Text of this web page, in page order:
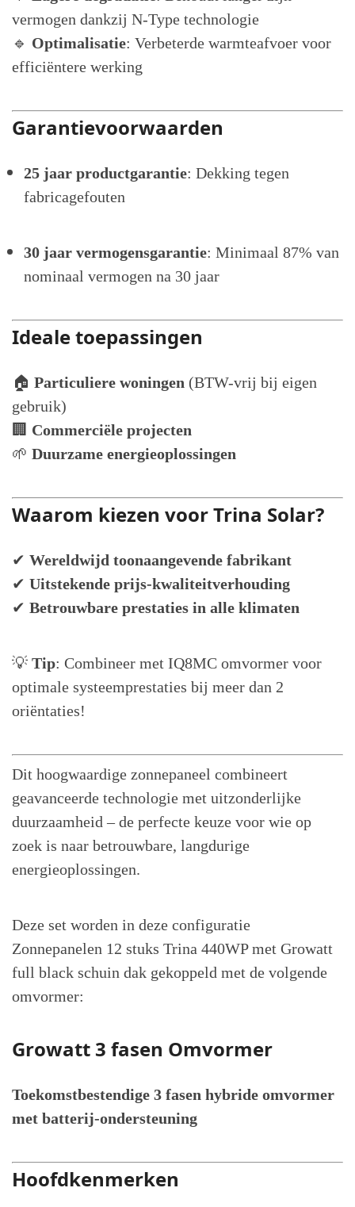
vermogen dankzij N-Type technologie
🔹 Optimalisatie: Verbeterde warmteafvoer voor
efficiëntere werking
Garantievoorwaarden
25 jaar productgarantie: Dekking tegen
fabricagefouten
30 jaar vermogensgarantie: Minimaal 87% van
nominaal vermogen na 30 jaar
Ideale toepassingen
🏠 Particuliere woningen (BTW-vrij bij eigen
gebruik)
🏢 Commerciële projecten
🌱 Duurzame energieoplossingen
Waarom kiezen voor Trina Solar?
✔ Wereldwijd toonaangevende fabrikant
✔ Uitstekende prijs-kwaliteitverhouding
✔ Betrouwbare prestaties in alle klimaten
💡 Tip: Combineer met IQ8MC omvormer voor
optimale systeemprestaties bij meer dan 2
oriëntaties!
Dit hoogwaardige zonnepaneel combineert
geavanceerde technologie met uitzonderlijke
duurzaamheid – de perfecte keuze voor wie op
zoek is naar betrouwbare, langdurige
energieoplossingen.
Deze set worden in deze configuratie
Zonnepanelen 12 stuks Trina 440WP met Growatt
full black schuin dak gekoppeld met de volgende
omvormer:
Growatt 3 fasen Omvormer
Toekomstbestendige 3 fasen hybride omvormer
met batterij-ondersteuning
Hoofdkenmerken